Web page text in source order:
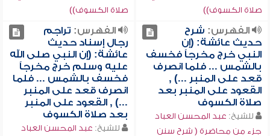
صلاة الكسوف))
صلاة الكسوف))
الفهرس: شرح
حديث عائشة: (إن
النبي خرج مخرجاً فخسف
بالشمس ... فلما انصرف
قعد على المنبر ...) ,
القعود على المنبر بعد
صلاة الكسوف
للشيخ: عبد المحسن العباد
جزء من محاضرة ( شرح سنن
الفهرس: تراجم
رجال إسناد حديث
عائشة: (إن النبي صلى الله
عليه وسلم خرج مخرجاً
فخسف بالشمس ... فلما
انصرف قعد على المنبر
...) , القعود على المنبر
بعد صلاة الكسوف
للشيخ: عبد المحسن العباد